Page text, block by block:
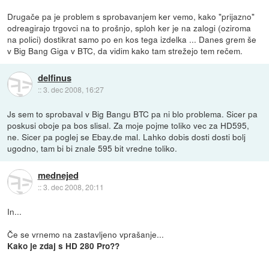
Drugače pa je problem s sprobavanjem ker vemo, kako "prijazno"
odreagirajo trgovci na to prošnjo, sploh ker je na zalogi (oziroma
na polici) dostikrat samo po en kos tega izdelka ... Danes grem še
v Big Bang Giga v BTC, da vidim kako tam strežejo tem rečem.
delfinus
::3. dec 2008, 16:27
Js sem to sprobaval v Big Bangu BTC pa ni blo problema. Sicer pa
poskusi oboje pa bos slisal. Za moje pojme toliko vec za HD595,
ne. Sicer pa poglej se Ebay.de mal. Lahko dobis dosti dosti bolj
ugodno, tam bi bi znale 595 bit vredne toliko.
mednejed
::3. dec 2008, 20:11
In...
Če se vrnemo na zastavljeno vprašanje...
Kako je zdaj s HD 280 Pro??